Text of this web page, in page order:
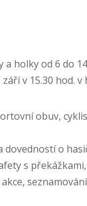
a holky od 6 do
v 15.30 hod.
obuv,
dovedností o
s